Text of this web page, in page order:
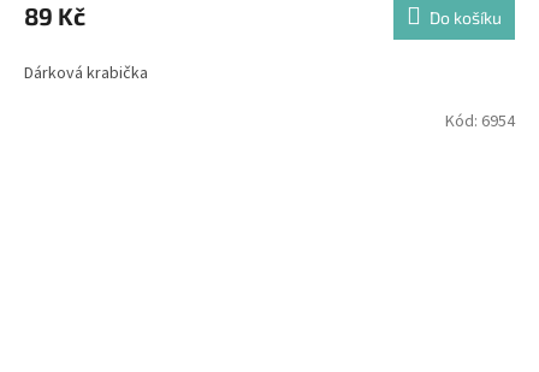
89 Kč Do košíku
Dárková krabička
Kód: 6954